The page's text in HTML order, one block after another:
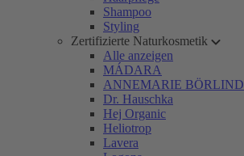
Shampoo
Styling
Zertifizierte Naturkosmetik
Alle anzeigen
MÁDARA
ANNEMARIE BÖRLIND
Dr. Hauschka
Hej Organic
Heliotrop
Lavera